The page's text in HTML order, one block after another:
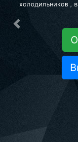
холодильников ,
Предыдущая